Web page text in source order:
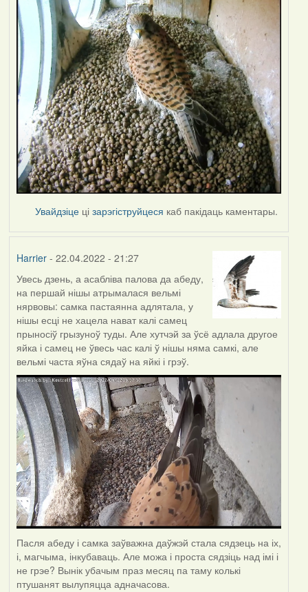
Увайдзіце цізарэгіструйцеся каб пакідаць каментары.
Harrier- 22.04.2022 - 21:27
Увесь дзень, а асабліва палова да абеду,
на першай нішы атрымалася вельмі
нярвовы: самка пастаянна адлятала, у
нішы есці не хацела нават калі самец
прыносіў грызуноў туды. Але хутчэй за ўсё адлала другое
яйка і самец не ўвесь час калі ў нішы няма самкі, але
вельмі часта яўна сядаў на яйкі і грэў.
Пасля абеду і самка заўважна даўжэй стала сядзець на іх,
і, магчыма, інкубаваць. Але можа і проста сядзіць над імі і
не грэе? Вынік убачым праз месяц па таму колькі
птушанят вылупяцца адначасова.